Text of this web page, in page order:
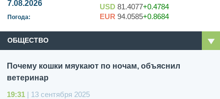
7.08.2026
Погода:
USD 81.4077+0.4784
EUR 94.0585+0.8684
ОБЩЕСТВО
Почему кошки мяукают по ночам, объяснил
ветеринар
19:31 | 13 сентября 2025